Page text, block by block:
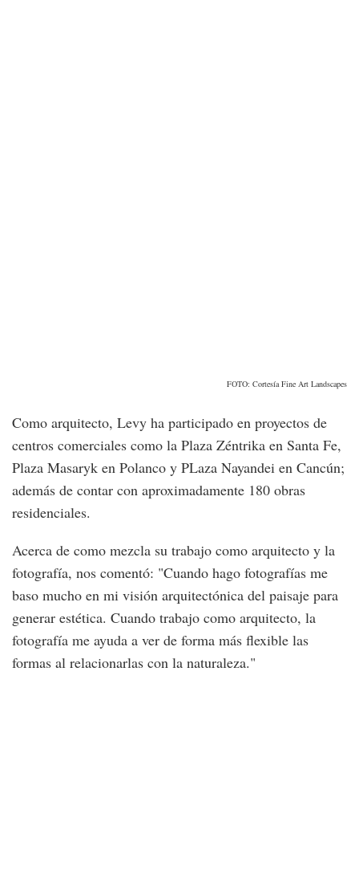
FOTO: Cortesía Fine Art Landscapes
Como arquitecto, Levy ha participado en proyectos de
centros comerciales como la Plaza Zéntrika en Santa Fe,
Plaza Masaryk en Polanco y PLaza Nayandei en Cancún;
además de contar con aproximadamente 180 obras
residenciales.
Acerca de como mezcla su trabajo como arquitecto y la
fotografía, nos comentó: "Cuando hago fotografías me
baso mucho en mi visión arquitectónica del paisaje para
generar estética. Cuando trabajo como arquitecto, la
fotografía me ayuda a ver de forma más flexible las
formas al relacionarlas con la naturaleza."